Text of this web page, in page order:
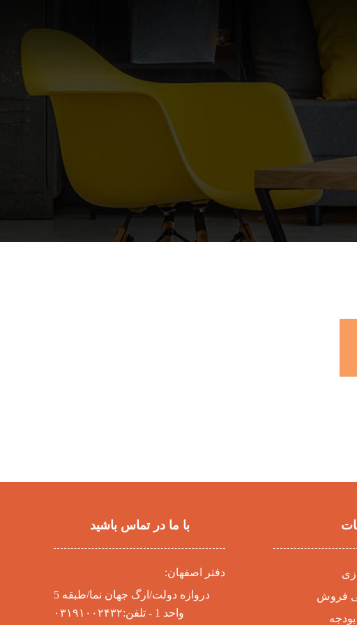
فروش
با ما در تماس باشید
دفتر اصفهان:
دروازه دولت/ارگ جهان نما/طبقه 5
واحد 1 - تلفن:۰۳۱۹۱۰۰۲۴۳۲